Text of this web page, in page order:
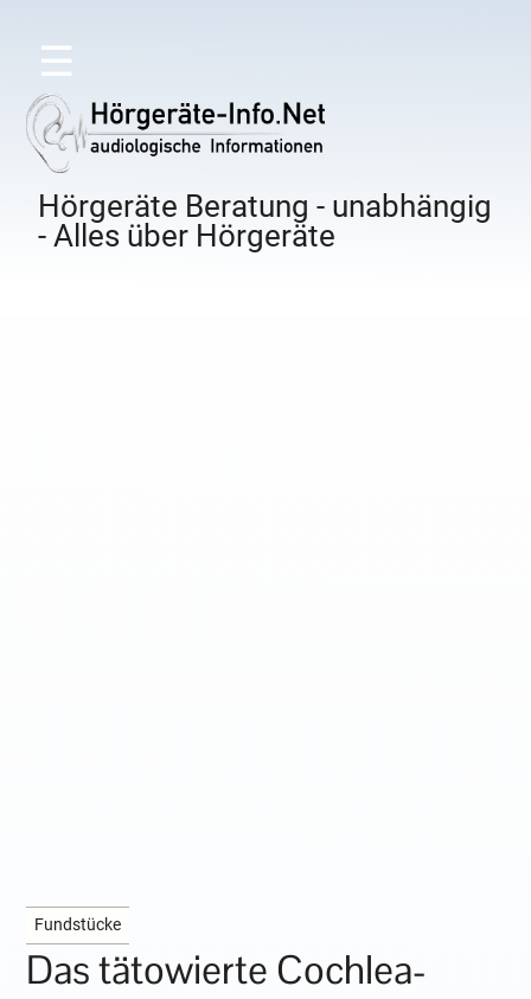
☰
Hörgeräte Beratung - unabhängig
- Alles über Hörgeräte
Fundstücke
Das tätowierte Cochlea-